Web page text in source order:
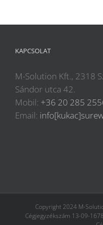
KAPCSOLAT
M-Solution Kft., 2318
Sándor utca 42.
Mobil: +36 20 285
Email:
Copyright 2024 M-
Cégjegyzékszám 13-09-